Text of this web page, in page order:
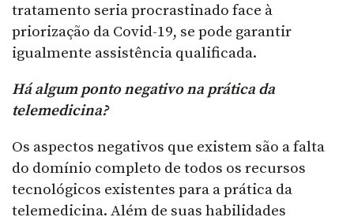
tratamento seria procrastinado face à
priorização da Covid-19, se pode garantir
igualmente assistência qualificada.
Há algum ponto negativo na prática da
telemedicina?
Os aspectos negativos que existem são a falta
do domínio completo de todos os recursos
tecnológicos existentes para a prática da
telemedicina. Além de suas habilidades